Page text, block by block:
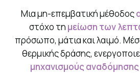
Μια μη-επεμβατική μέθοδος
στόχο τη μείωση των
πρόσωπο, μάτια και λαιμό.
θερμικής δράσης,
μηχανισμούς αναδόμησης